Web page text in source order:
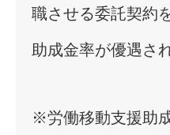
職させる委託契約
助成金率が優遇さ
※労働移動支援助